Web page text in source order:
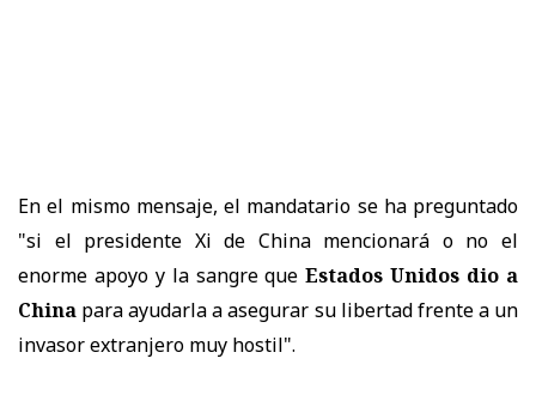
En el mismo mensaje, el mandatario se ha preguntado
"si el presidente Xi de China mencionará o no el
enorme apoyo y la sangre queEstados Unidos dio a
China para ayudarla a asegurar su libertad frente a un
invasor extranjero muy hostil".